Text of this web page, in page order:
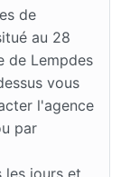
de
au 28
de Lempdes
vous
l'agence
par
les jours et